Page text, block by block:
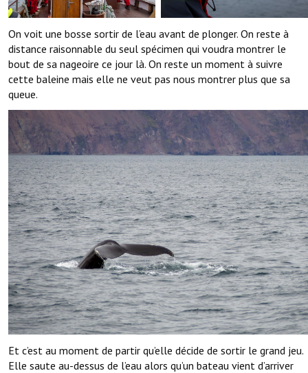
On voit une bosse sortir de l’eau avant de plonger. On reste à
distance raisonnable du seul spécimen qui voudra montrer le
bout de sa nageoire ce jour là. On reste un moment à suivre
cette baleine mais elle ne veut pas nous montrer plus que sa
queue.
Et c’est au moment de partir qu’elle décide de sortir le grand jeu.
Elle saute au-dessus de l’eau alors qu’un bateau vient d’arriver